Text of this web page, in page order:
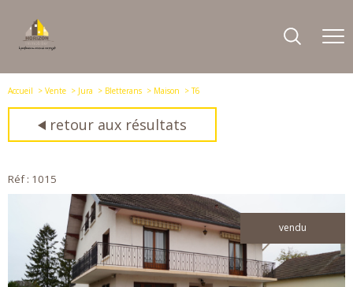
Accueil Vente Jura Bletterans Maison T6
retour aux résultats
Réf : 1015
vendu